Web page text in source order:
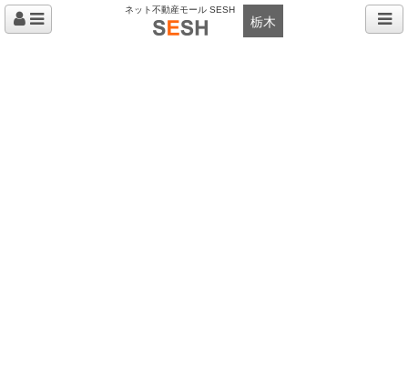
ネット不動産モール SESH
栃木